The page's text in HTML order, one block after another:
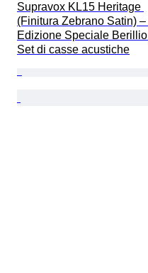
Supravox KL15 Heritage
(Finitura Zebrano Satin) –
Edizione Speciale Berillio
Set di casse acustiche